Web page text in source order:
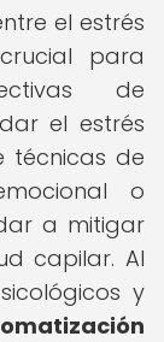
el estrés
para
de
el estrés
técnicas de
o
a mitigar
capilar. Al
y